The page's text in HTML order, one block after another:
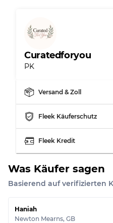
Note B
Note CSichtbare
Aufteilung für
Note AB
Note BC
Note ABC
Curatedforyou
PK
Versand & Zoll
Fleek Käuferschutz
Fleek Kredit
Was Käufer sagen
Basierend auf verifizierten
Haniah
Newton Mearns, GB